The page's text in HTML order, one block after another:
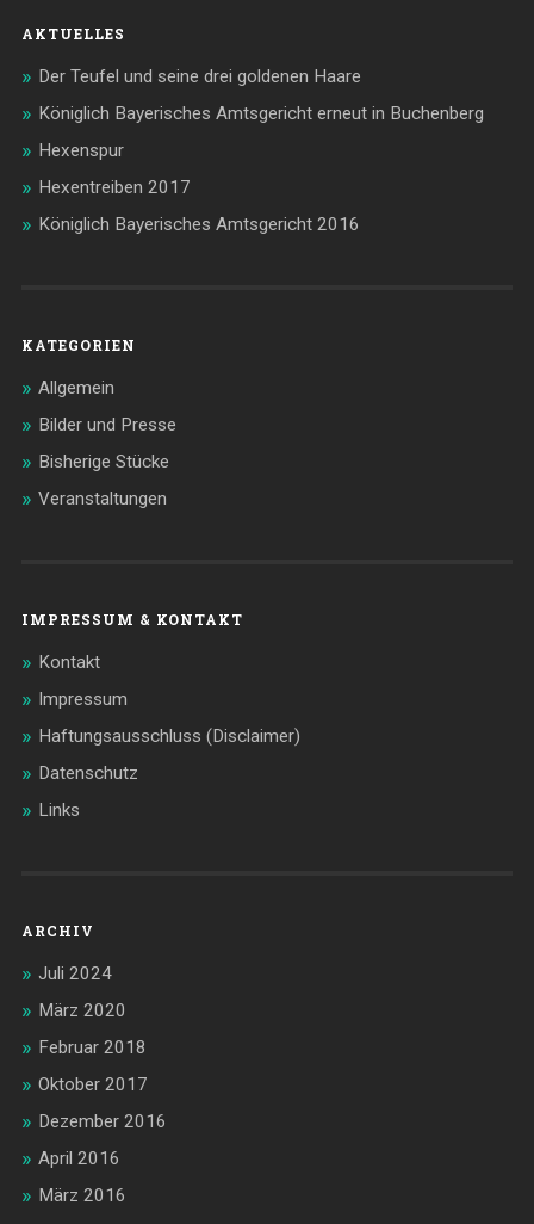
AKTUELLES
Der Teufel und seine drei goldenen Haare
Königlich Bayerisches Amtsgericht erneut in Buchenberg
Hexenspur
Hexentreiben 2017
Königlich Bayerisches Amtsgericht 2016
KATEGORIEN
Allgemein
Bilder und Presse
Bisherige Stücke
Veranstaltungen
IMPRESSUM & KONTAKT
Kontakt
Impressum
Haftungsausschluss (Disclaimer)
Datenschutz
Links
ARCHIV
Juli 2024
März 2020
Februar 2018
Oktober 2017
Dezember 2016
April 2016
März 2016